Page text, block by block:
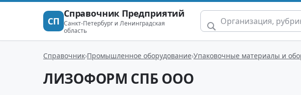
СП
Справочник Предприятий
Санкт-Петербург и Ленинградская
область
Справочник Промышленное оборудование Упаковочные материалы и
ЛИЗОФОРМ СПБ ООО